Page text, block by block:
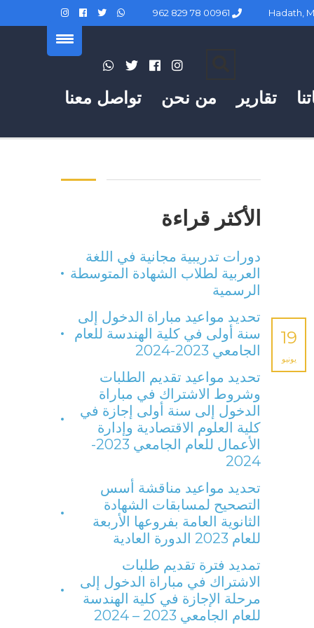
تواصل معنا من نحن تقارير
19
يونيو
الأكثر قراءة
دورات تدريبية مجانية في اللغة
العربية لطلاب الشهادة المتوسطة
الرسمية
تحديد مواعيد مباراة الدخول إلى
سنة أولى في كلية الهندسة للعام
الجامعي 2023-2024
تحديد مواعيد تقديم الطلبات
وشروط الاشتراك في مباراة
الدخول إلى سنة أولى إجازة في
كلية العلوم الاقتصادية وإدارة
الأعمال للعام الجامعي 2023-
2024
تحديد مواعيد مناقشة أسس
التصحيح لمسابقات الشهادة
الثانوية العامة بفروعها الأربعة
للعام 2023 الدورة العادية
تمديد فترة تقديم طلبات
الاشتراك في مباراة الدخول إلى
مرحلة الإجازة في كلية الهندسة
للعام الجامعي 2023 – 2024